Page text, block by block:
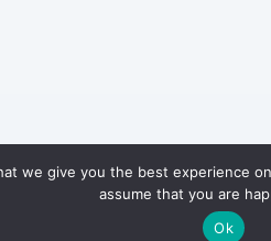
we give you the best experience
assume that you are
Ok